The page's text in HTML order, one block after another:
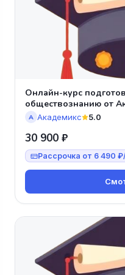
Онлайн-курс
обществознанию от
А Академикс 5.0
30 900 ₽
Рассрочка от 6 490